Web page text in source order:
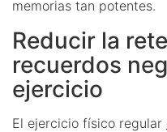
memorias tan potentes.
Reducir la
recuerdos
ejercicio
El ejercicio físico regular